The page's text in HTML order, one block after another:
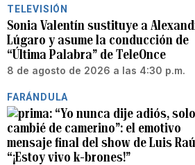
TELEVISIÓN
Sonia Valentín sustituye a
Lúgaro y asume la conducción de
“Última Palabra” de TeleOnce
8 de agosto de 2026 a las 4:30 p.m.
FARÁNDULA
“Yo nunca dije adiós, solo
cambié de camerino”: el emotivo
mensaje final del show de Luis
“¡Estoy vivo k-brones!”